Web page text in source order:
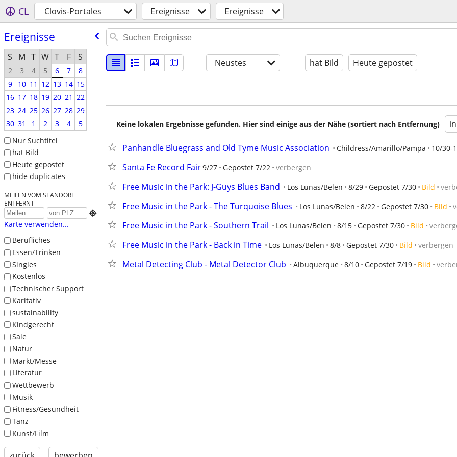
CL Clovis-Portales Ereignisse Ereignisse
Ereignisse
S M T W T F S
2 3 4 5 6 7
8
9
10 11 12 13 14 15
16 17 18 19 20 21 22
23 24 25 26 27 28 29
30 31 1 2 3 4
5
Nur Suchtitel
hat Bild
Heute gepostet
hide duplicates
MEILEN VOM STANDORT
ENTFERNT

Karte verwenden...
Berufliches
Essen/Trinken
Singles
Kostenlos
Technischer Support
Karitativ
sustainability
Kindgerecht
Sale
Natur
Markt/Messe
Literatur
Wettbewerb
Musik
Fitness/Gesundheit
Tanz
Kunst/Film
Neustes hat Bild Heute gepostet
Keine lokalen Ergebnisse gefunden. Hier sind einige aus der Nähe (sortiert nach Entfernung)
Panhandle Bluegrass and Old Tyme Music Association Childress/Amarillo/Pampa 10/30-
Santa Fe Record Fair9/27 Gepostet 7/22 verbergen
Free Music in the Park: J-Guys Blues Band Los Lunas/Belen 8/29 Gepostet 7/30 Bild
Free Music in the Park - The Turquoise Blues Los Lunas/Belen 8/22 Gepostet 7/30 Bild
Free Music in the Park - Southern Trail Los Lunas/Belen 8/15 Gepostet 7/30 Bild
Free Music in the Park - Back in Time Los Lunas/Belen 8/8 Gepostet 7/30 Bild verbergen
Metal Detecting Club - Metal Detector Club Albuquerque 8/10 Gepostet 7/19 Bild